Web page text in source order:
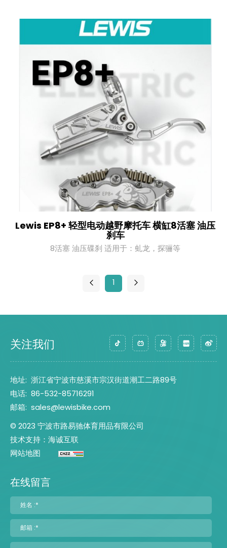
Lewis EP8+ 轻型电动越野摩托车 横缸8活塞 油压
刹车
8活塞 油压碟刹 适用于：虬龙，探骊等
1
关注我们
地址: 浙江省宁波市慈溪市宗汉街道潮工二路89号
电话: 86-532-85716291
邮箱: sales@lewisbike.com
© 2023 宁波市路易驰体育用品有限公司
技术支持：海诚互联
网站地图
在线留言
姓名 :*
邮箱 :*